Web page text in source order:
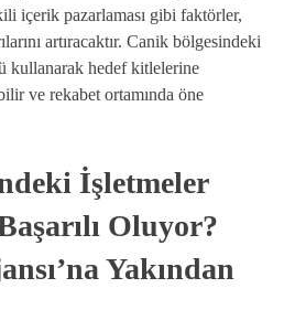
içerik pazarlaması gibi faktörler,
artıracaktır. Canik bölgesindeki
kullanarak hedef kitlelerine
ve rekabet ortamında öne
İşletmeler
Oluyor?
Yakından